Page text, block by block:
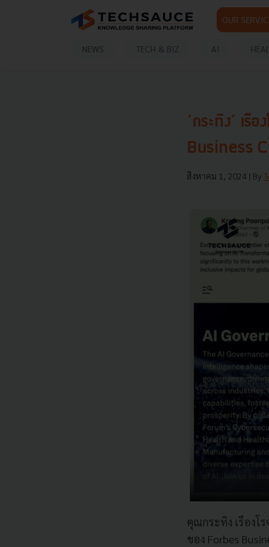
OUR
NEWS TECH & BIZ AI
‘กระทิง’ เ
Business
สิงหาคม 1, 2024 | By
คุณกระทิง เรืองโ
ของ Forbes